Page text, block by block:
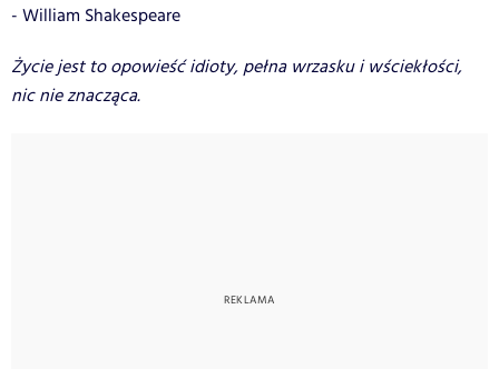
- William Shakespeare
Życie jest to opowieść idioty, pełna wrzasku i wściekłości,
nic nie znacząca.